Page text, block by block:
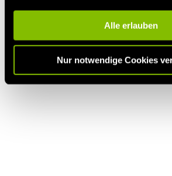
Alle erlauben
Nur notwendige Cookies